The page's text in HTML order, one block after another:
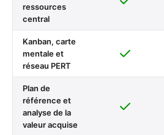
ressources
central
Kanban, carte
mentale et
réseau PERT
Plan de
référence et
analyse de la
valeur acquise